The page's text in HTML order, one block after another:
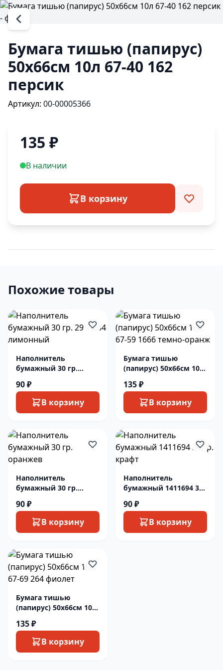
Бумага тишью (папирус)
50х66см 10л 67-40 162
персик
Артикул: 00-00005366
135 ₽
В наличии
В корзину
Похожие товары
Наполнитель
бумажный 30 гр.
90 ₽
В корзину
Бумага тишью
(папирус) 50х66см 10л
оранж
135 ₽
В корзину
Наполнитель
бумажный 30 гр.
90 ₽
В корзину
Наполнитель
бумажный 1411694 30
90 ₽
В корзину
Бумага тишью
(папирус) 50х66см 10л
135 ₽
В корзину